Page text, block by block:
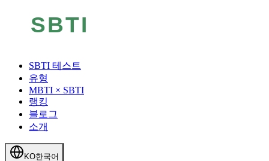
SBTI 테스트
유형
MBTI × SBTI
랭킹
블로그
소개
KO한국어